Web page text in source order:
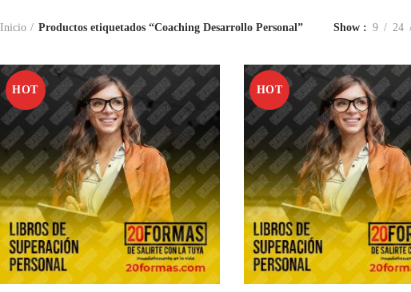
Inicio Productos etiquetados “Coaching Desarrollo Personal” Show 9 24
HOT HOT